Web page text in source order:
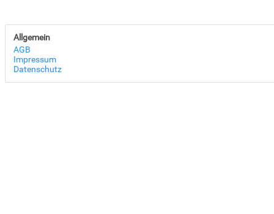
Allgemein
AGB
Impressum
Datenschutz